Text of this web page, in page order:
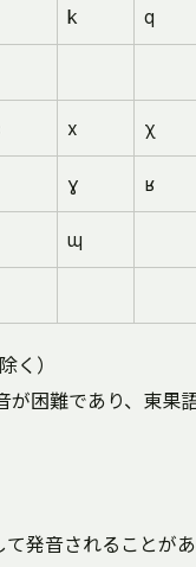
k q
x χ
ɣ ʁ
ɰ
く）
が困難であり、東果
発音されることがあ